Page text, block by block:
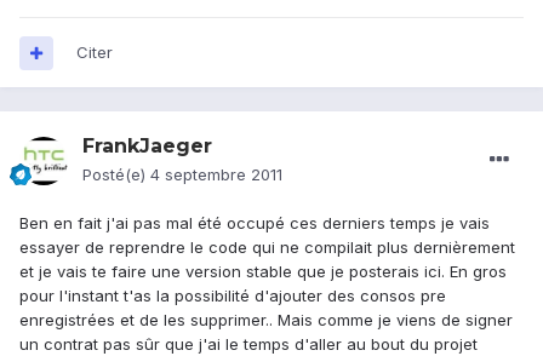
Citer
FrankJaeger
Posté(e) 4 septembre 2011
Ben en fait j'ai pas mal été occupé ces derniers temps je vais
essayer de reprendre le code qui ne compilait plus dernièrement
et je vais te faire une version stable que je posterais ici. En gros
pour l'instant t'as la possibilité d'ajouter des consos pre
enregistrées et de les supprimer.. Mais comme je viens de signer
un contrat pas sûr que j'ai le temps d'aller au bout du projet